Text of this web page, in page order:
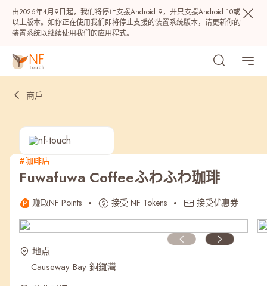
由2026年4月9日起，我们将停止支援Android 9，并只支援Android 10或
以上版本。如你正在使用我们即将停止支援的装置系统版本，请更新你的
装置系统以继续使用我们的应用程式。
热门
最近搜寻纪录
商戶
#咖啡店
Fuwafuwa Coffeeふわふわ珈琲
赚取NF Points 接受 NF Tokens 接受优惠券
地点
Causeway Bay 銅鑼灣